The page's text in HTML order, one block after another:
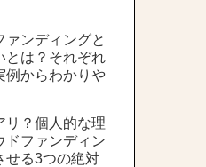
ァンディングと
とは？それぞれ
例からわかりや
リ？個人的な理
ドファンディン
せる3つの絶対